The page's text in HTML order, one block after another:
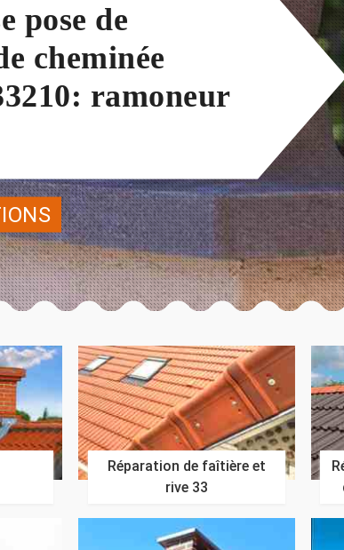
pose de
cheminée
ramoneur
Réparation de faîtière et
rive 33